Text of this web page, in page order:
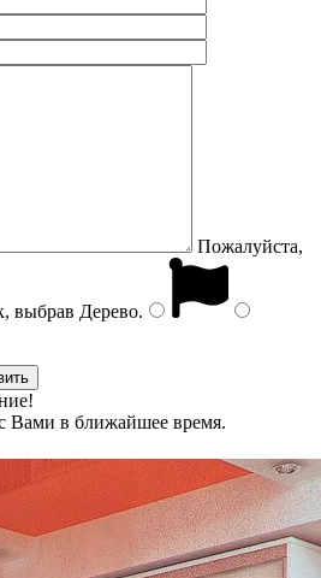
Пожалуйста,
выбрав Дерево.
Вами в ближайшее время.